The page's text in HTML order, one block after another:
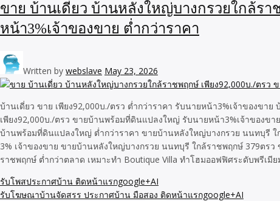
ขาย บ้านเดี่ยว บ้านหลังใหญ่บางกรวยใกล้ร
หน้า3%เจ้าของขาย ต่ำกว่าราคา
Written by webslave May 23, 2026
บ้านเดี่ยว ขาย เพียง92,000บ./ตรว ต่ำกว่าราคา รับนายหน้า3%เจ้าของข
เพียง92,000บ./ตรว ขายบ้านพร้อมที่ดินแปลงใหญ่ รับนายหน้า3%เจ้าของข
บ้านพร้อมที่ดินแปลงใหญ่ ต่ำกว่าราคา ขายบ้านหลังใหญ่บางกรวย นนทบุรี
3% เจ้าของขาย ขายบ้านหลังใหญ่บางกรวย นนทบุรี ใกล้ราชพฤกษ์ 379ต
ราชพฤกษ์ ต่ำกว่าตลาด เหมาะทำ Boutique Villa ทำโฮมออฟฟิศระดับพรีเมี
รับโพสประกาศบ้าน ติดหน้าแรกgoogle+AI
รับโฆษณาบ้านจัดสรร ประกาศบ้าน มือสอง ติดหน้าแรกgoogle+AI